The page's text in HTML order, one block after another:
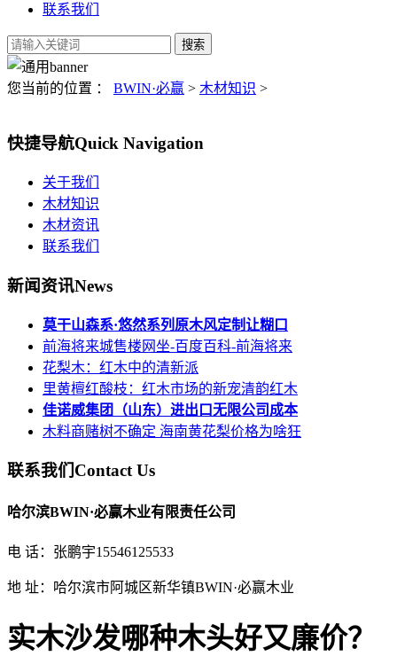
联系我们
您当前的位置 ： BWIN·必赢 > 木材知识 >
快捷导航Quick Navigation
关于我们
木材知识
木材资讯
联系我们
新闻资讯News
莫干山森系·悠然系列原木风定制让糊口
前海将来城售楼网坐-百度百科-前海将来
花梨木：红木中的清新派
里黄檀红酸枝：红木市场的新宠清韵红木
佳诺威集团（山东）进出口无限公司成本
木料商赌树不确定 海南黄花梨价格为啥狂
联系我们Contact Us
哈尔滨BWIN·必赢木业有限责任公司
电 话：张鹏宇15546125533
地 址：哈尔滨市阿城区新华镇BWIN·必赢木业
实木沙发哪种木头好又廉价？